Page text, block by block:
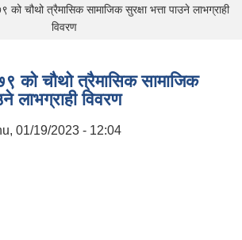
चौथो त्रैमासिक सामाजिक सुरक्षा भत्ता पाउने लाभग्राही
विवरण
चौथो त्रैमासिक सामाजिक
लाभग्राही विवरण
01/19/2023 - 12:04